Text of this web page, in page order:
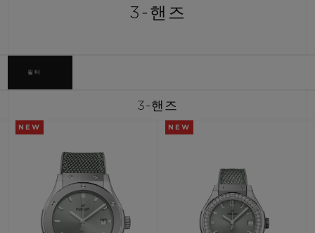
3-핸즈
필터
3-핸즈
NEW NEW
썸머 멀티 컬러 세라믹
익스클루시브 서비스